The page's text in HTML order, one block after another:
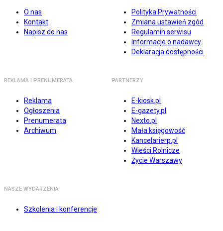
O nas
Kontakt
Napisz do nas
Polityka Prywatności
Zmiana ustawień zgód
Regulamin serwisu
Informacje o nadawcy
Deklaracja dostępności
REKLAMA I PRENUMERATA
Reklama
Ogłoszenia
Prenumerata
Archiwum
PARTNERZY
E-kiosk.pl
E-gazety.pl
Nexto.pl
Mała księgowość
Kancelarierp.pl
Wieści Rolnicze
Życie Warszawy
NASZE WYDARZENIA
Szkolenia i konferencje